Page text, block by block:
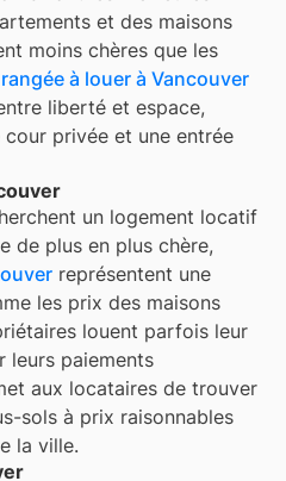
et des maisons
moins chères que les
à louer à Vancouver
liberté et espace,
privée et une entrée
un logement locatif
de plus en plus chère,
représentent une
les prix des maisons
louent parfois leur
leurs paiements
aux locataires de trouver
sols à prix raisonnables
la ville.